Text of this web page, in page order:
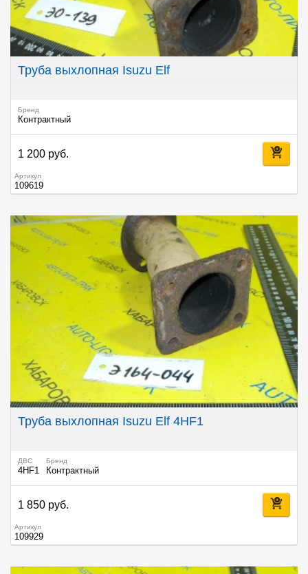
Труба выхлопная Isuzu Elf
Бренд
Контрактный
1 200 руб.
Артикул
109619
Труба выхлопная Isuzu Elf 4HF1
ДВС
4HF1
Бренд
Контрактный
1 850 руб.
Артикул
109929